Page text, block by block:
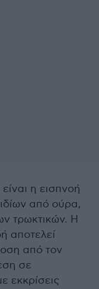
η εισπνοή
από ούρα,
τρωκτικών. Η
αποτελεί
από τον
σε
εκκρίσεις